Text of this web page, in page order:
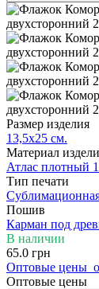
Размер изделия
13,5х25 см.
Материал
Атлас плотный
Тип печати
Пошив
Карман под
В наличии
65.0 грн
Оптовые цены
Оптовые цены